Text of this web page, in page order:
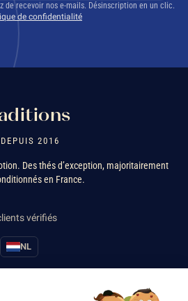
de recevoir nos e-mails. Désinscription en un clic.
de confidentialité
2016
Des thés d’exception, majoritairement
en France.
vérifiés
NL